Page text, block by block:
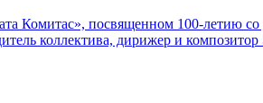
Комитас», посвященном 100-летию
коллектива, дирижер и